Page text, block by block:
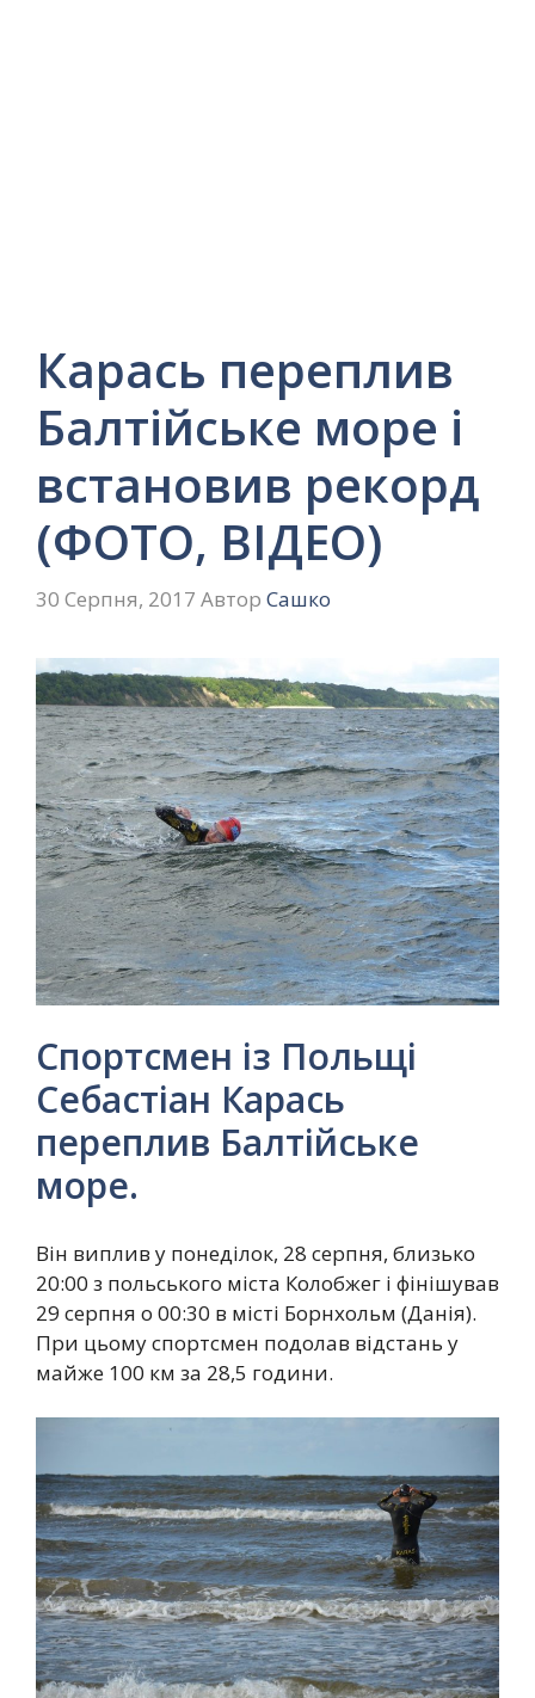
Карась переплив
Балтійське море і
встановив рекорд
(ФОТО, ВІДЕО)
30 Серпня, 2017 Автор Сашко
Спортсмен із Польщі
Себастіан Карась
переплив Балтійське
море.
Він виплив у понеділок, 28 серпня, близько
20:00 з польського міста Колобжег і фінішував
29 серпня о 00:30 в місті Борнхольм (Данія).
При цьому спортсмен подолав відстань у
майже 100 км за 28,5 години.